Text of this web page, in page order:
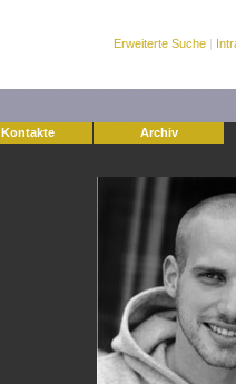
Erweiterte Suche |
Kontakte Archiv